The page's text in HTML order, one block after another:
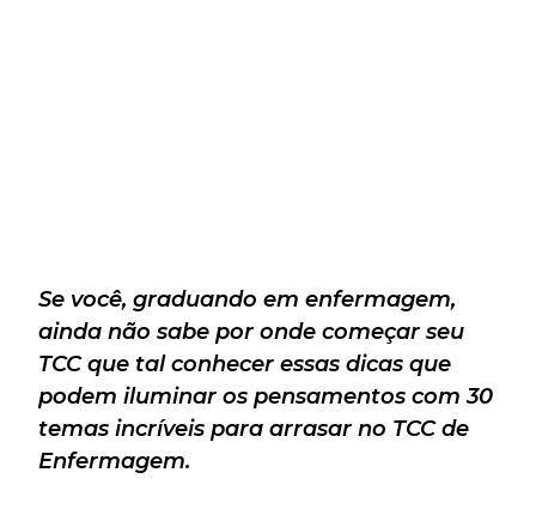
Se você, graduando em enfermagem,
ainda não sabe por onde começar seu
TCC que tal conhecer essas dicas que
podem iluminar os pensamentos com 30
temas incríveis para arrasar no TCC de
Enfermagem.